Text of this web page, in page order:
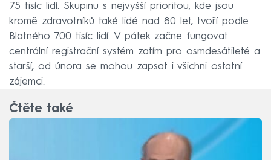
75 tisíc lidí. Skupinu s nejvyšší prioritou, kde jsou
kromě zdravotníků také lidé nad 80 let, tvoří podle
Blatného 700 tisíc lidí. V pátek začne fungovat
centrální registrační systém zatím pro osmdesátileté a
starší, od února se mohou zapsat i všichni ostatní
zájemci.
Čtěte také